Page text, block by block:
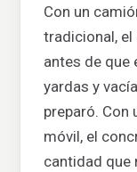
Con un
tradicional, el
antes de que
yardas y
preparó. Con
móvil, el
cantidad que